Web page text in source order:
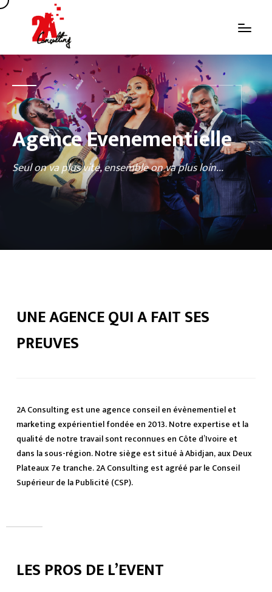
Agence Evenementielle
Seul on va plus vite, ensemble on va plus loin...
UNE AGENCE QUI A FAIT SES
PREUVES
2A Consulting est une agence conseil en évènementiel et
marketing expérientiel fondée en 2013. Notre expertise et la
qualité de notre travail sont reconnues en Côte d’Ivoire et
dans la sous-région. Notre siège est situé à Abidjan, aux Deux
Plateaux 7e tranche. 2A Consulting est agréé par le Conseil
Supérieur de la Publicité (CSP).
LES PROS DE L’EVENT